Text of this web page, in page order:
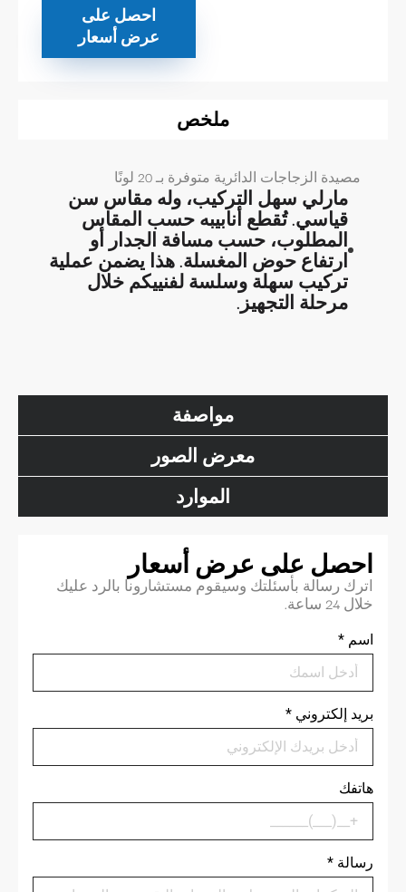
احصل على
عرض أسعار
ملخص
مواصفة
معرض الصور
الموارد
مصيدة الزجاجات الدائرية متوفرة بـ 20 لونًا
مارلي سهل التركيب، وله مقاس سن
قياسي. تُقطع أنابيبه حسب المقاس
المطلوب، حسب مسافة الجدار أو
ارتفاع حوض المغسلة. هذا يضمن عملية
تركيب سهلة وسلسة لفنييكم خلال
مرحلة التجهيز.
احصل على عرض أسعار
اترك رسالة بأسئلتك وسيقوم مستشارونا بالرد عليك
خلال 24 ساعة.
اسم *
بريد إلكتروني *
هاتفك
رسالة *